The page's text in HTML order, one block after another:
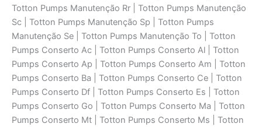
Totton Pumps Manutenção Rr | Totton Pumps Manutenção
Sc | Totton Pumps Manutenção Sp | Totton Pumps
Manutenção Se | Totton Pumps Manutenção To | Totton
Pumps Conserto Ac | Totton Pumps Conserto Al | Totton
Pumps Conserto Ap | Totton Pumps Conserto Am | Totton
Pumps Conserto Ba | Totton Pumps Conserto Ce | Totton
Pumps Conserto Df | Totton Pumps Conserto Es | Totton
Pumps Conserto Go | Totton Pumps Conserto Ma | Totton
Pumps Conserto Mt | Totton Pumps Conserto Ms | Totton